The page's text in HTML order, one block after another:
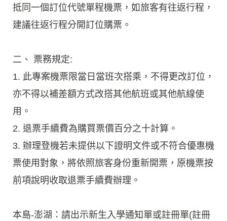
抵同一個訂位代號單程機票，如旅客有往返行程，
建議往返行程分開訂位購票。
二、 票務規定:
1. 此專案機票限當日當班次搭乘，不得更改訂位，
亦不得以補差額方式改搭其他航班或其他航線使
用。
2. 退票手續費為購買票價百分之十計算。
3. 辦理登機若未提供以下證明文件或不符合優惠機
票使用對象，將依照旅客身份重新開票，原機票按
前項說明收取退票手續費辦理。
本島-澎湖：請出示新生入學通知單或註冊單(註冊